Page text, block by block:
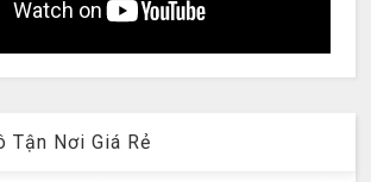
Tận Nơi Giá Rẻ